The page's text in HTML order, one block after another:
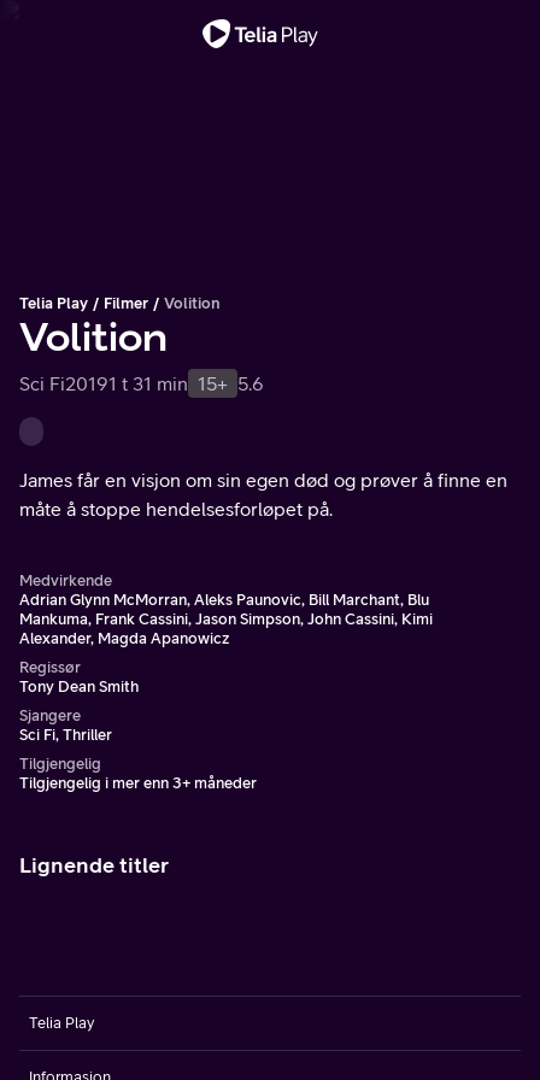
Telia Play Filmer Volition
Volition
Sci Fi20191 t 31 min 15+ 5.6
James får en visjon om sin egen død og prøver å finne en
måte å stoppe hendelsesforløpet på.
Medvirkende
Adrian Glynn McMorran, Aleks Paunovic, Bill Marchant, Blu
Mankuma, Frank Cassini, Jason Simpson, John Cassini, Kimi
Alexander, Magda Apanowicz
Regissør
Tony Dean Smith
Sjangere
Sci Fi, Thriller
Tilgjengelig
Tilgjengelig i mer enn 3+ måneder
Lignende titler
Telia Play